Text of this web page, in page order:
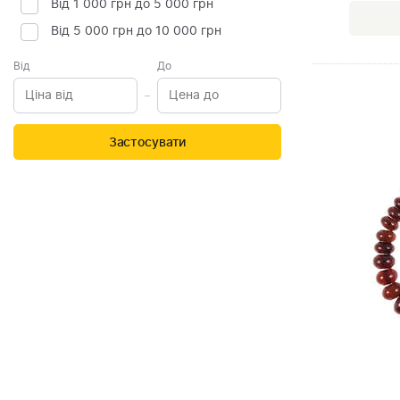
Від 1 000 грн до 5 000 грн
Від 5 000 грн до 10 000 грн
Від До
Застосувати